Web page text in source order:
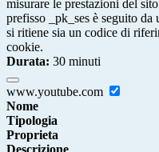
misurare le prestazioni del
prefisso _pk_ses è seguito da
si ritiene sia un codice di
cookie.
Durata: 30 minuti
www.youtube.com
Nome
Tipologia
Proprieta
Descrizione